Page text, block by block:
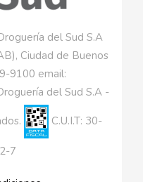
del Sud S.A
Ciudad de Buenos
9100 email:
del Sud S.A -
C.U.I.T: 30-
7